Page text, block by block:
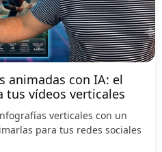
animadas con IA: el
vídeos verticales
verticales con un
para tus redes sociales